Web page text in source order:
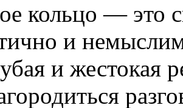
кольцо — это
и
и жестокая